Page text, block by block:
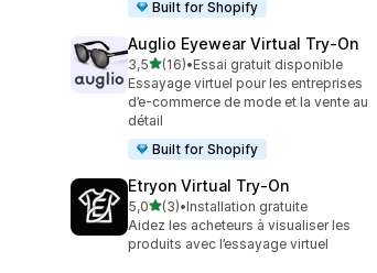
Built for Shopify
Auglio Eyewear Virtual Try‑On
3,5étoile(s) sur 5
(16)
16 avis au total
•Essai gratuit disponible
Essayage virtuel pour les entreprises
d’e-commerce de mode et la vente au
détail
Built for Shopify
Etryon Virtual Try‑On
5,0étoile(s) sur 5
(3)
3 avis au total
•Installation gratuite
Aidez les acheteurs à visualiser les
produits avec l’essayage virtuel